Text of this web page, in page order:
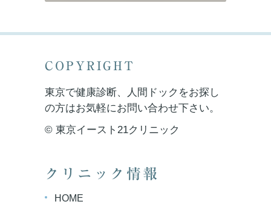
COPYRIGHT
東京で健康診断、人間ドックをお探し
の方はお気軽にお問い合わせ下さい。
© 東京イースト21クリニック
クリニック情報
HOME